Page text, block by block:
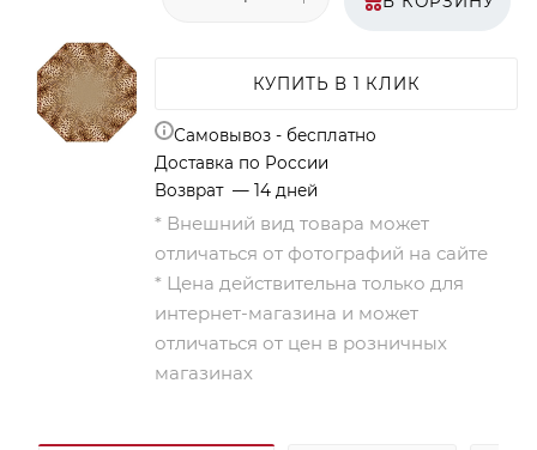
КУПИТЬ В 1 КЛИК
Самовывоз - бесплатно
Доставка по России
Возврат — 14 дней
* Внешний вид товара может
отличаться от фотографий на сайте
* Цена действительна только для
интернет-магазина и может
отличаться от цен в розничных
магазинах